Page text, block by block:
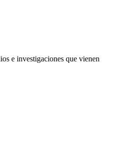
e investigaciones que vienen